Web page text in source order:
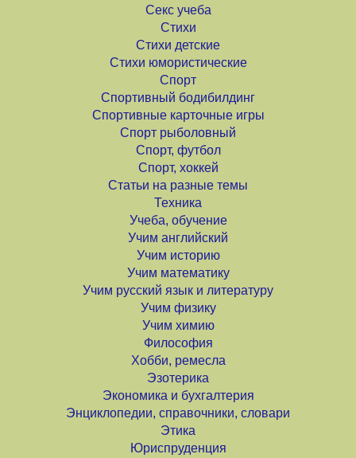
Секс учеба
Стихи
Стихи детские
Стихи юмористические
Спорт
Спортивный бодибилдинг
Спортивные карточные игры
Спорт рыболовный
Спорт, футбол
Спорт, хоккей
Статьи на разные темы
Техника
Учеба, обучение
Учим английский
Учим историю
Учим математику
Учим русский язык и литературу
Учим физику
Учим химию
Философия
Хобби, ремесла
Эзотерика
Экономика и бухгалтерия
Энциклопедии, справочники, словари
Этика
Юриспруденция